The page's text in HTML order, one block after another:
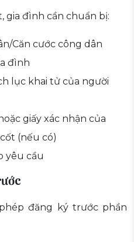
gia đình cần chuẩn bị:
Căn cước công dân
đình
lục khai tử của người
giấy xác nhận của
(nếu có)
yêu cầu
đăng ký trước phần